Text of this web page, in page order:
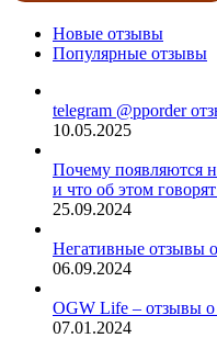
Новые отзывы
Популярные отзывы
telegram @pporder
10.05.2025
Почему появляются
и что об этом
25.09.2024
Негативные отзывы
06.09.2024
OGW Life – отзывы о
07.01.2024